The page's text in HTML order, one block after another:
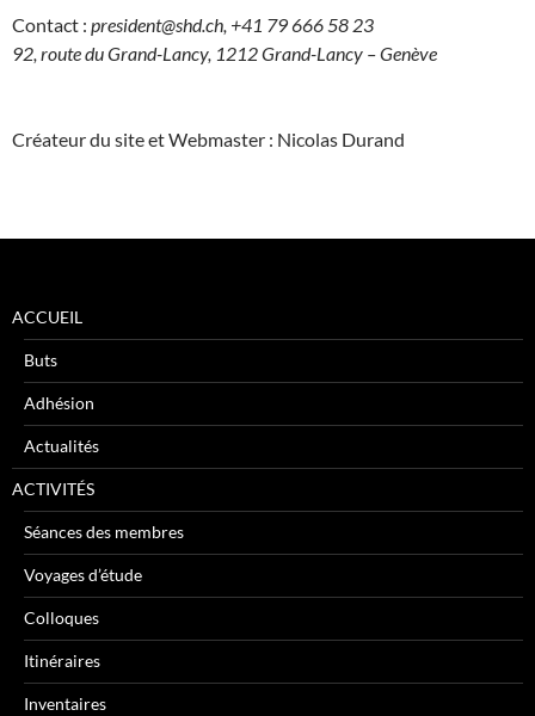
Contact : president@shd.ch, +41 79 666 58 23
92, route du Grand-Lancy, 1212 Grand-Lancy – Genève
Créateur du site et Webmaster : Nicolas Durand
ACCUEIL
Buts
Adhésion
Actualités
ACTIVITÉS
Séances des membres
Voyages d’étude
Colloques
Itinéraires
Inventaires